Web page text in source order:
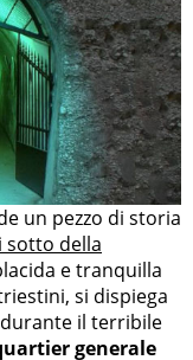
un pezzo di storia
sotto della
e tranquilla
si dispiega
il terribile
generale